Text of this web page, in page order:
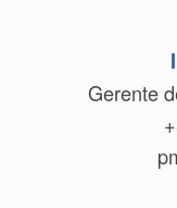
Gerente